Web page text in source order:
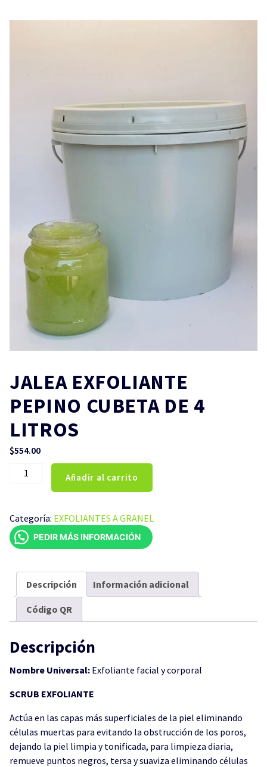
JALEA EXFOLIANTE
PEPINO CUBETA DE 4
LITROS
$554.00
JALEA
CUBETA
DE
4
cantidad
Añadir al carrito
Categoría: EXFOLIANTES A GRANEL
PEDIR MÁS INFORMACIÓN
Descripción Información adicional
Código QR
Descripción
Nombre Universal: Exfoliante facial y corporal
SCRUB EXFOLIANTE
Actúa en las capas más superficiales de la piel eliminando
células muertas para evitando la obstrucción de los poros,
dejando la piel limpia y tonificada, para limpieza diaria,
remueve puntos negros, tersa y suaviza eliminando células